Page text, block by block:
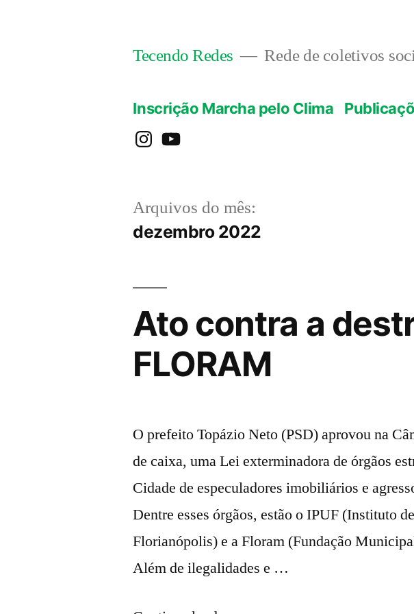
Tecendo Redes Rede de coletivos
Inscrição Marcha pelo Clima
instagramYouTube
Arquivos do mês:
dezembro 2022
Ato contra a
FLORAM
O prefeito Topázio Neto (PSD) aprovou na
de caixa, uma Lei exterminadora de órgãos
Cidade de especuladores imobiliários e
Dentre esses órgãos, estão o IPUF (Instituto
Florianópolis) e a Floram (Fundação
Além de ilegalidades e …